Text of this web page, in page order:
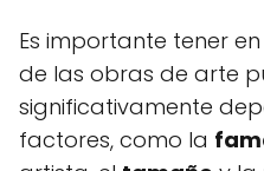
Es importante tener
de las obras de arte
significativamente
factores, como la